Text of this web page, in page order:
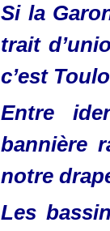
Si la
trait
c’est
Entre
bannière
notre
Les